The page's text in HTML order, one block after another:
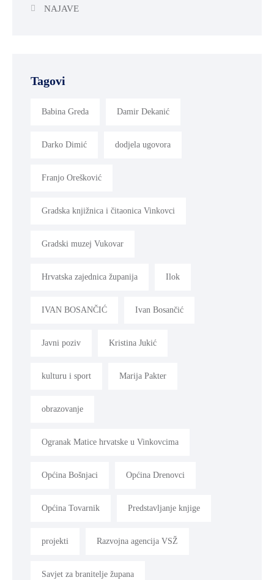
NAJAVE
Tagovi
Babina Greda Damir Dekanić
Darko Dimić dodjela ugovora
Franjo Orešković
Gradska knjižnica i čitaonica Vinkovci
Gradski muzej Vukovar
Hrvatska zajednica županija Ilok
IVAN BOSANČIĆ Ivan Bosančić
Javni poziv Kristina Jukić
kulturu i sport Marija Pakter
obrazovanje
Ogranak Matice hrvatske u Vinkovcima
Općina Bošnjaci Općina Drenovci
Općina Tovarnik Predstavljanje knjige
projekti Razvojna agencija VSŽ
Savjet za branitelje župana